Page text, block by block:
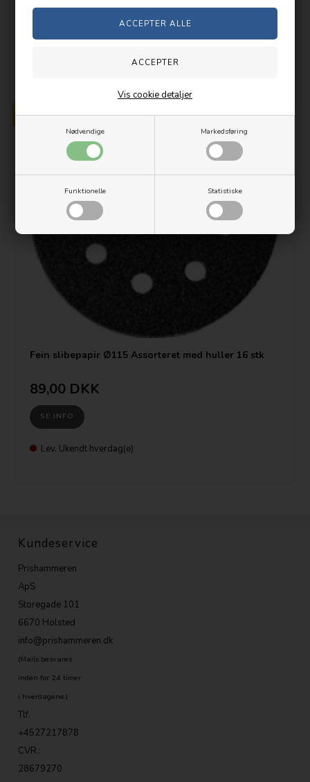
Nødvendige Markedsføring
Funktionelle Statistiske
Vis cookie detaljer
Lev. Ukendt hverdag(e)
PRISGARANTI
Fein slibepapir Ø115 Assorteret med huller 16 stk
89,00 DKK
SE INFO
Lev. Ukendt hverdag(e)
Kundeservice
Prishammeren
ApS
Storegade 101
6670 Holsted
info@prishammeren.dk
(Mails besvares
inden for 24 timer
i hverdagene.)
Tlf.
+4527217878
CVR.:
28679270